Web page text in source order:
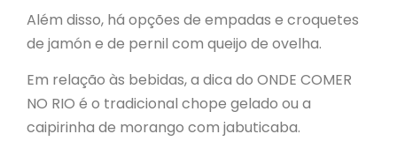
Além disso, há opções de empadas e croquetes
de jamón e de pernil com queijo de ovelha.
Em relação às bebidas, a dica do ONDE COMER
NO RIO é o tradicional chope gelado ou a
caipirinha de morango com jabuticaba.